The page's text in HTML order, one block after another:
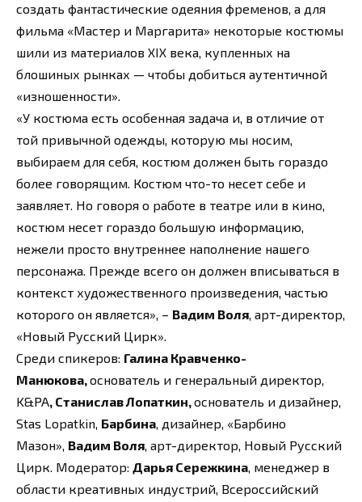
создать фантастические одеяния фременов, а для
фильма «Мастер и Маргарита» некоторые костюмы
шили из материалов XIX века, купленных на
блошиных рынках — чтобы добиться аутентичной
«изношенности».
«У костюма есть особенная задача и, в отличие от
той привычной одежды, которую мы носим,
выбираем для себя, костюм должен быть гораздо
более говорящим. Костюм что-то несет себе и
заявляет. Но говоря о работе в театре или в кино,
костюм несет гораздо большую информацию,
нежели просто внутреннее наполнение нашего
персонажа. Прежде всего он должен вписываться в
контекст художественного произведения, частью
которого он является», – Вадим Воля, арт-директор,
«Новый Русский Цирк».
Среди спикеров: Галина Кравченко-
Манюкова,основатель и генеральный директор,
K&PA, Станислав Лопаткин,основатель и дизайнер,
Stas Lopatkin, Барбина, дизайнер, «Барбино
Мазон», Вадим Воля, арт-директор, Новый Русский
Цирк. Модератор: Дарья Сережкина, менеджер в
области креативных индустрий, Всероссийский